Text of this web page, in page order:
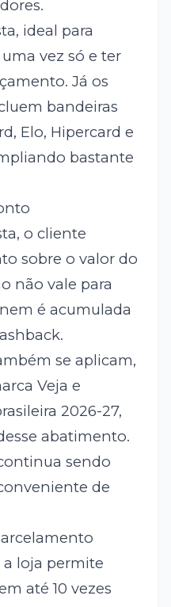
ideal para
vez só e ter
Já os
bandeiras
Elo, Hipercard e
bastante
o cliente
sobre o valor do
não vale para
é acumulada
se aplicam,
Veja e
2026-27,
abatimento.
sendo
de
a loja permite
até 10 vezes